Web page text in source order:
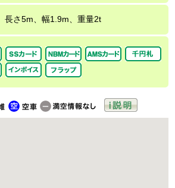
長さ5m、幅1.9m、重量2t